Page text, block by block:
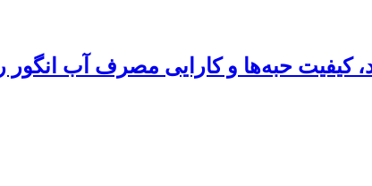
کیفیت حبه‌ها و کارایی مصرف آب